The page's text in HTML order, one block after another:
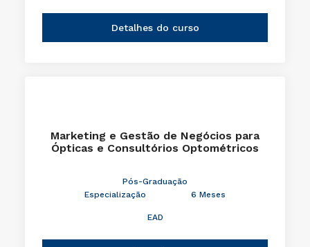
Detalhes do curso
Marketing e Gestão de Negócios para
Ópticas e Consultórios Optométricos
Pós-Graduação
Especialização
6 Meses
EAD